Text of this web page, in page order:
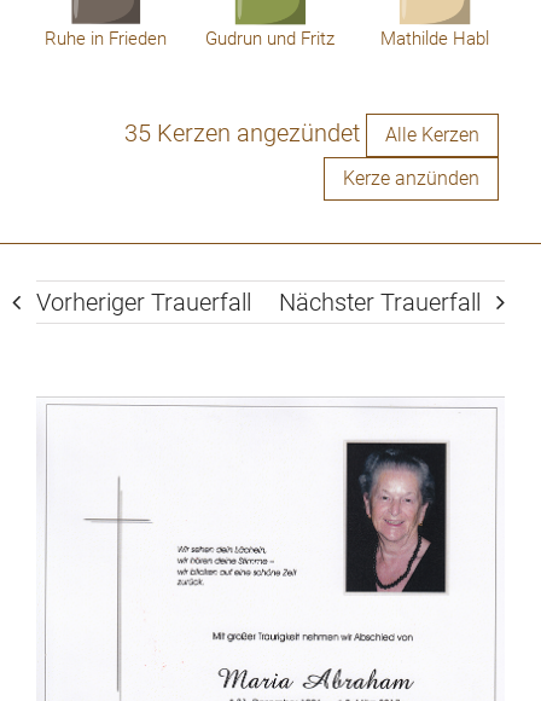
Ruhe in Frieden Gudrun und Fritz Mathilde Habl
35 Kerzen angezündet
Alle Kerzen
Kerze anzünden
Vorheriger Trauerfall Nächster Trauerfall